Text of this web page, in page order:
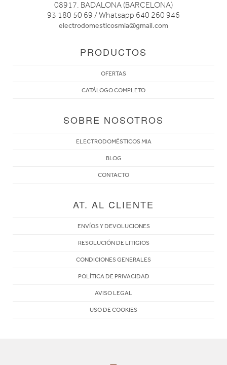
08917. BADALONA (BARCELONA)
93 180 50 69 / Whatsapp 640 260 946
electrodomesticosmia@gmail.com
PRODUCTOS
OFERTAS
CATÁLOGO COMPLETO
SOBRE NOSOTROS
ELECTRODOMÉSTICOS MIA
BLOG
CONTACTO
AT. AL CLIENTE
ENVÍOS Y DEVOLUCIONES
RESOLUCIÓN DE LITIGIOS
CONDICIONES GENERALES
POLÍTICA DE PRIVACIDAD
AVISO LEGAL
USO DE COOKIES